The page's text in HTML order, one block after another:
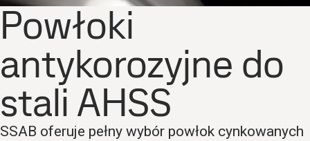
Powłoki
antykorozyjne do
stali AHSS
SSAB oferuje pełny wybór powłok cynkowanych